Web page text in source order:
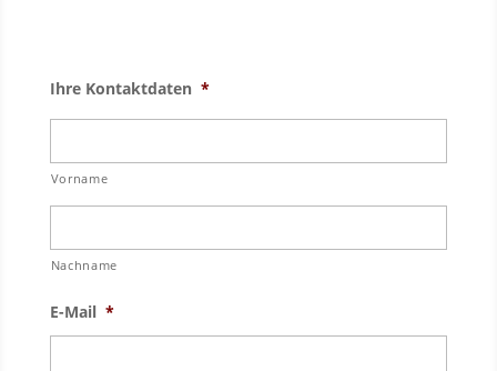
Ihre Kontaktdaten *
Vorname
Nachname
E-Mail *